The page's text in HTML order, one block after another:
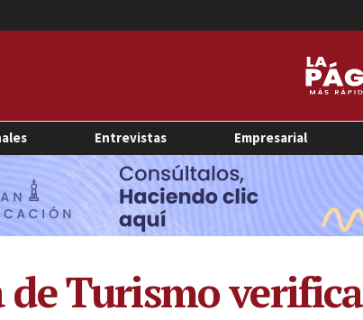
Entrevistas Empresarial
Turismo